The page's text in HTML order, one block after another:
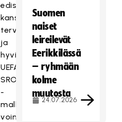
edistäessään
kansalaisten
terveyttä
ja
hyvinvointia.
UEFA
SROI
-
mallinnuksella
voimme
Suomen
naiset
leireilevät
Eerikkilässä
– ryhmään
kolme
muutosta
24.07.2026